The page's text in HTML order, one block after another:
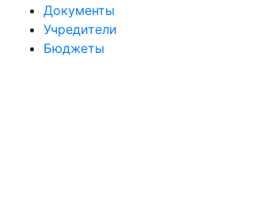
Документы
Учредители
Бюджеты